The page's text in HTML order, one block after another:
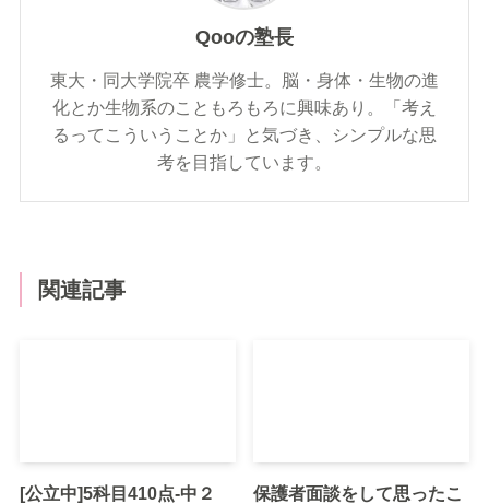
Qooの塾長
東大・同大学院卒 農学修士。脳・身体・生物の進
化とか生物系のこともろもろに興味あり。「考え
るってこういうことか」と気づき、シンプルな思
考を目指しています。
関連記事
[公立中]5科目410点-中２
保護者面談をして思ったこ